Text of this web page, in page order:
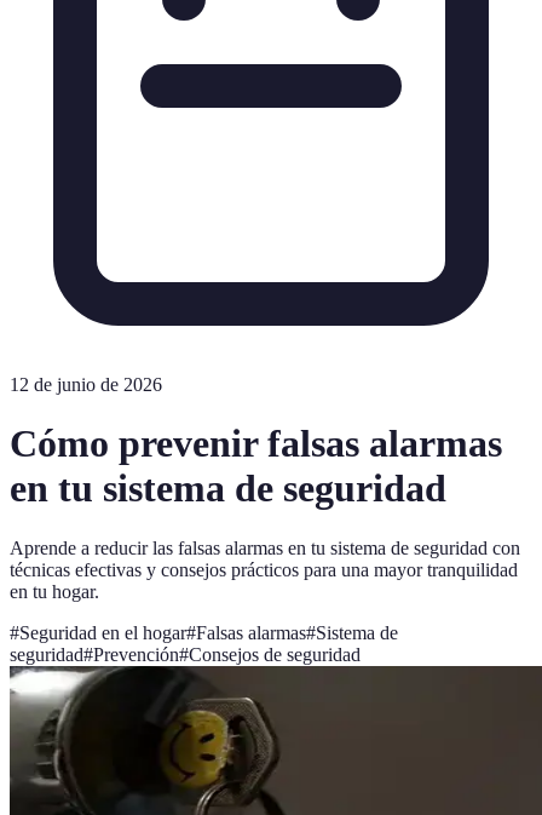
12 de junio de 2026
Cómo prevenir falsas alarmas
en tu sistema de seguridad
Aprende a reducir las falsas alarmas en tu sistema de seguridad con
técnicas efectivas y consejos prácticos para una mayor tranquilidad
en tu hogar.
#Seguridad en el hogar#Falsas alarmas#Sistema de
seguridad#Prevención#Consejos de seguridad